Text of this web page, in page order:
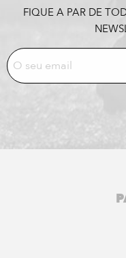
FIQUE A PAR DE